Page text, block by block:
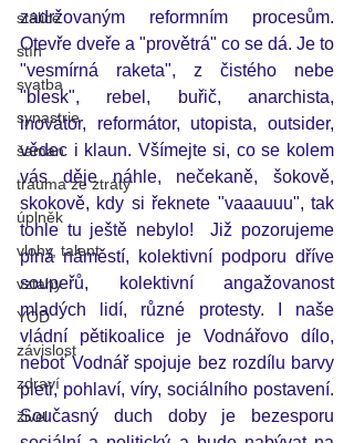
stálice
stín
svatba
synastrie
šaman
trauma ze ztráty
úplněk
vlohy, talent
vztahy
YOD
závislost
zdraví
živel
zadržovaným reformním procesům.
Otevře dveře a "provětrá" co se dá. Je to
"vesmírná raketa", z čistého nebe
"blesk", rebel, buřič, anarchista,
inovátor, reformátor, utopista, outsider,
vědec i klaun. Všímejte si, co se kolem
vás děje náhle, nečekaně, šokově,
skokově, kdy si řeknete "vaaauuu", tak
tohle tu ještě nebylo!  Již pozorujeme
plná náměstí, kolektivní podporu dříve
soupeřů, kolektivní angažovanost
mladých lidí, různé protesty. I naše
vládní pětikoalice je Vodnářovo dílo,
neboť Vodnář spojuje bez rozdílu barvy
pleti, pohlaví, víry, sociálního postavení.
Současný duch doby je bezesporu